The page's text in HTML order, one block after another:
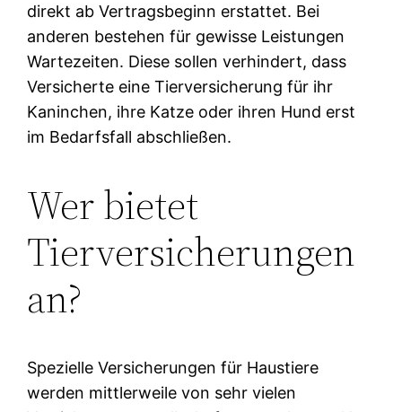
direkt ab Vertragsbeginn erstattet. Bei
anderen bestehen für gewisse Leistungen
Wartezeiten. Diese sollen verhindert, dass
Versicherte eine Tierversicherung für ihr
Kaninchen, ihre Katze oder ihren Hund erst
im Bedarfsfall abschließen.
Wer bietet
Tierversicherungen
an?
Spezielle Versicherungen für Haustiere
werden mittlerweile von sehr vielen